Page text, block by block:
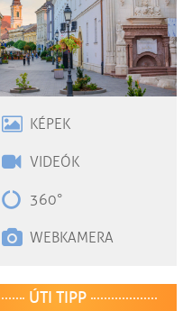
KÉPEK
VIDEÓK
360°
WEBKAMERA
ÚTI TIPP